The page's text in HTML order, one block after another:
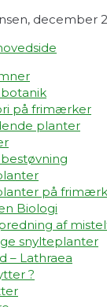
december
på frimærker
planter
på
Biologi
af
snylteplanter
– Lathraea
?